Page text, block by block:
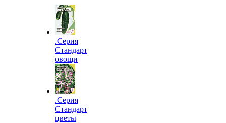
.Серия
Стандарт
овощи
.Серия
Стандарт
цветы